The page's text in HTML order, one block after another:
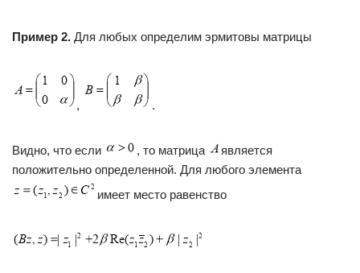
Пример 2. Для любых определим эрмитовы матрицы
, .
Видно, что если , то матрица
является
положительно определенной. Для любого элемента
имеет место равенство